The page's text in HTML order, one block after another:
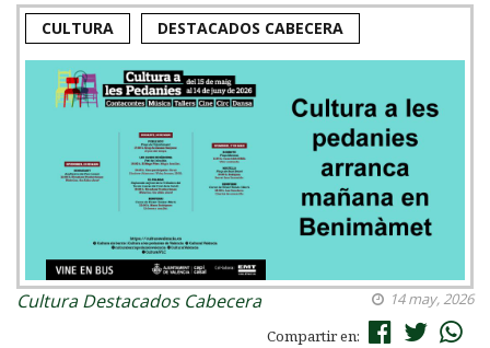
CULTURA DESTACADOS CABECERA
Cultura Destacados Cabecera
14 may, 2026
Compartir en: